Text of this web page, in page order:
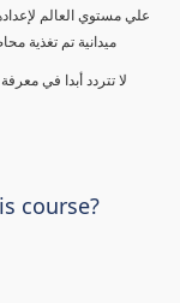
علي مستوي العالم
ميدانية تم تغذية
لا تتردد أبدا في
course?